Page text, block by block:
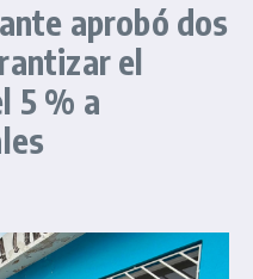
aprobó dos
el
5 % a